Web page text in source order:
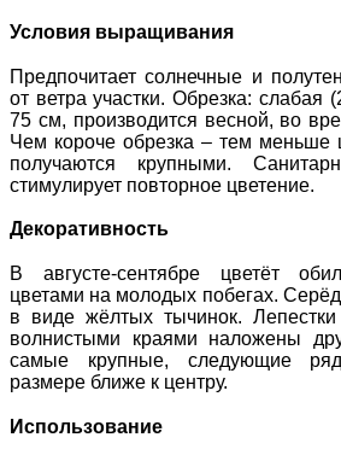
Условия выращивания
Предпочитает солнечные и
от ветра участки. Обрезка: слабая
75 см, производится весной, во
Чем короче обрезка – тем меньше
получаются крупными.
стимулирует повторное цветение.
Декоративность
В августе-сентябре цветёт
цветами на молодых побегах.
в виде жёлтых тычинок.
волнистыми краями наложены
самые крупные, следующие
размере ближе к центру.
Использование